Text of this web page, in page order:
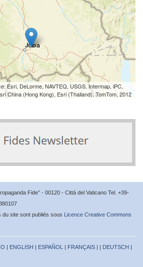
Esri, DeLorme, NAVTEQ, USGS, Intermap, iPC,
China (Hong Kong), Esri (Thailand), TomTom, 2012
Fide” - 00120 - Città del Vaticano Tel. +39-
du site sont publiés sous Licence Creative Commons
| ENGLISH | ESPAÑOL | FRANÇAIS | | DEUTSCH |